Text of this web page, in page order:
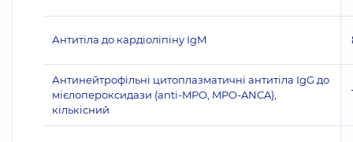
Антитіла до кардіоліпіну IgM
Антинейтрофільні цитоплазматичні антитіла IgG до
мієлопероксидази (anti-MPO, MPO-ANCA),
кількісний